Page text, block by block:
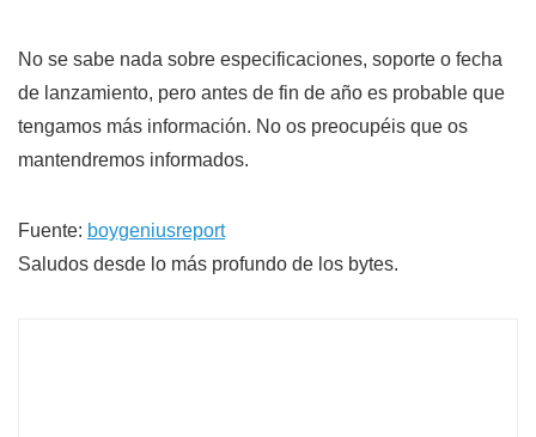
No se sabe nada sobre especificaciones, soporte o fecha
de lanzamiento, pero antes de fin de año es probable que
tengamos más información. No os preocupéis que os
mantendremos informados.
Fuente: boygeniusreport
Saludos desde lo más profundo de los bytes.